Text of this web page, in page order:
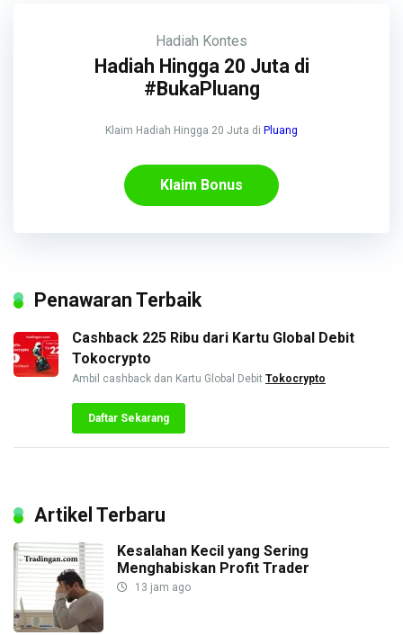
Hadiah Kontes
Hadiah Hingga 20 Juta di
#BukaPluang
Klaim Hadiah Hingga 20 Juta di Pluang
Klaim Bonus
Penawaran Terbaik
Cashback 225 Ribu dari Kartu Global Debit
Tokocrypto
Ambil cashback dan Kartu Global Debit Tokocrypto
Daftar Sekarang
Artikel Terbaru
Kesalahan Kecil yang Sering
Menghabiskan Profit Trader
13 jam ago